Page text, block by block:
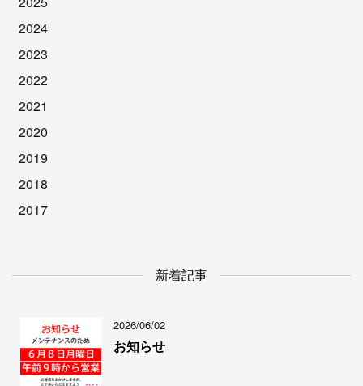
2024
2023
2022
2021
2020
2019
2018
2017
新着記事
2026/06/02
お知らせ